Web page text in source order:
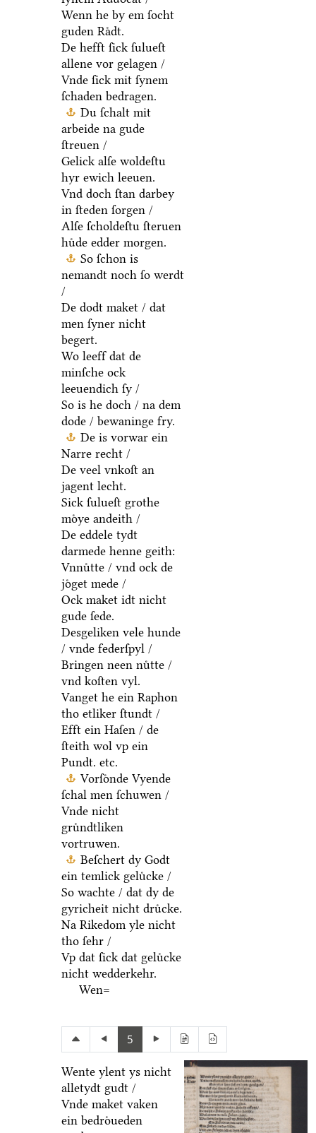
Wenn he by em ſocht
guden Raͤdt.
De hefft ſick ſulueſt
allene vor gelagen /
Vnde ſick mit ſynem
ſchaden bedragen.
Du ſchalt mit
arbeide na gude
ſtreuen /
Gelick alſe woldeſtu
hyr ewich leeuen.
Vnd doch ſtan darbey
in ſteden ſorgen /
Alſe ſcholdeſtu ſteruen
huͤde edder morgen.
So ſchon is
nemandt noch ſo werdt
/
De dodt maket / dat
men ſyner nicht
begert.
Wo leeff dat de
minſche ock
leeuendich ſy /
So is he doch / na dem
dode / bewaninge fry.
De is vorwar ein
Narre recht /
De veel vnkoſt an
jagent lecht.
Sick ſulueſt grothe
moͤye andeith /
De eddele tydt
darmede henne geith:
Vnnuͤtte / vnd ock de
joͤget mede /
Ock maket idt nicht
gude ſede.
Desgeliken vele hunde
/ vnde federſpyl /
Bringen neen nuͤtte /
vnd koſten vyl.
Vanget he ein Raphon
tho etliker ſtundt /
Efft ein Haſen / de
ſteith wol vp ein
Pundt. etc.
Vorſoͤnde Vyende
ſchal men ſchuwen /
Vnde nicht
gruͤndtliken
vortruwen.
Beſchert dy Godt
ein temlick geluͤcke /
So wachte / dat dy de
gyricheit nicht druͤcke.
Na Rikedom yle nicht
tho ſehr /
Vp dat ſick dat geluͤcke
nicht wedderkehr.
Wen=
5
Wente ylent ys nicht
alletydt gudt /
Vnde maket vaken
ein bedroͤueden